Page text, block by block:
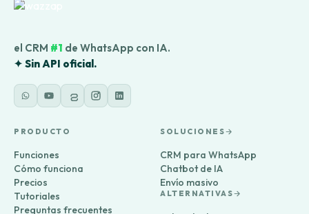
el CRM #1 de WhatsApp con IA.
✦ Sin API oficial.
PRODUCTO
Funciones
Cómo funciona
Precios
Tutoriales
Preguntas frecuentes
SOLUCIONES
CRM para WhatsApp
Chatbot de IA
Envío masivo
ALTERNATIVAS